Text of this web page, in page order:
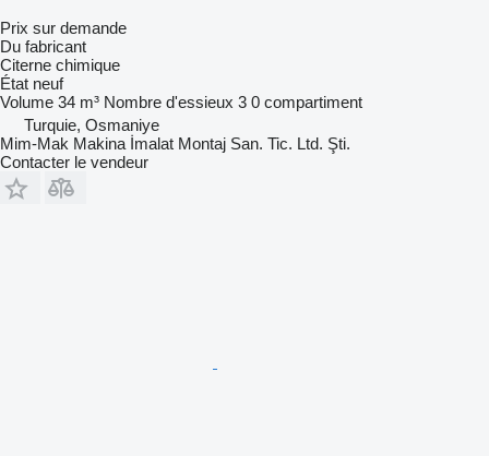
Prix sur demande
Du fabricant
Citerne chimique
État neuf
Volume 34 m³ Nombre d'essieux 3 0 compartiment
Turquie, Osmaniye
Mim-Mak Makina İmalat Montaj San. Tic. Ltd. Şti.
Contacter le vendeur